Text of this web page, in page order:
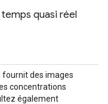
quasi réel
fournit des images
concentrations
également